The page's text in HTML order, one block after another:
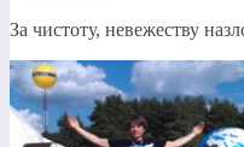
За чистоту, невежеству